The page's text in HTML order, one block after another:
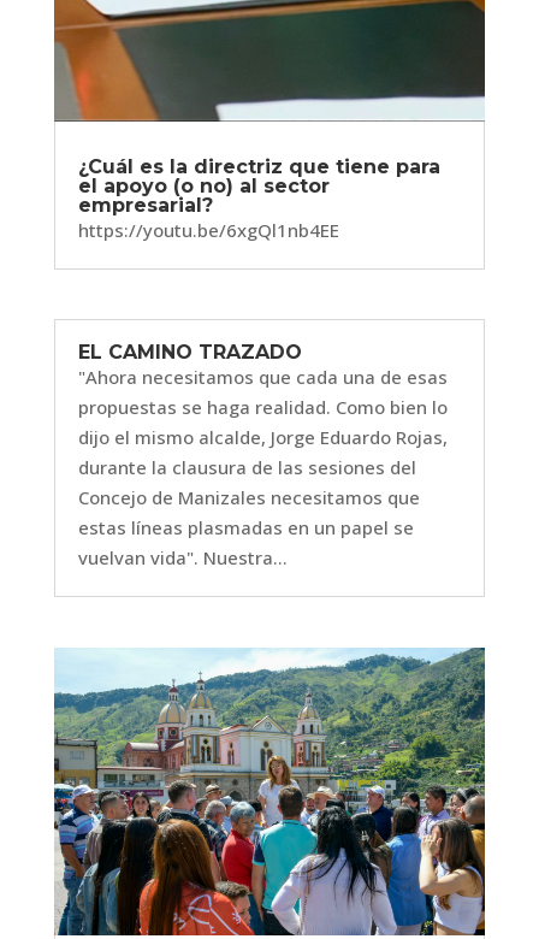
¿Cuál es la directriz que tiene para
el apoyo (o no) al sector
empresarial?
https://youtu.be/6xgQl1nb4EE
EL CAMINO TRAZADO
"Ahora necesitamos que cada una de esas
propuestas se haga realidad. Como bien lo
dijo el mismo alcalde, Jorge Eduardo Rojas,
durante la clausura de las sesiones del
Concejo de Manizales necesitamos que
estas líneas plasmadas en un papel se
vuelvan vida". Nuestra...